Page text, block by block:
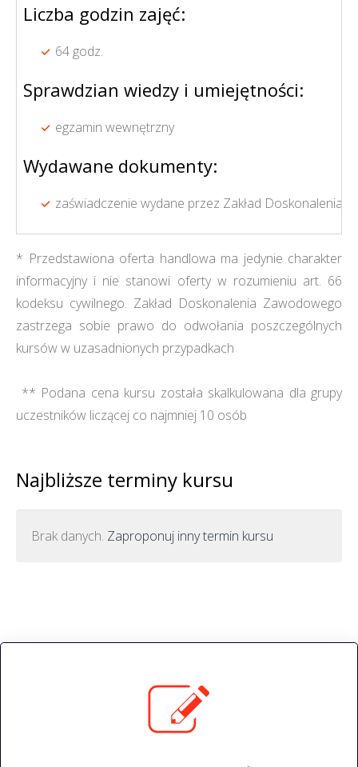
Liczba godzin zajęć:
64 godz.
Sprawdzian wiedzy i umiejętności:
egzamin wewnętrzny
Wydawane dokumenty:
zaświadczenie wydane przez Zakład Doskonalenia
* Przedstawiona oferta handlowa ma jedynie charakter
informacyjny i nie stanowi oferty w rozumieniu art. 66
kodeksu cywilnego. Zakład Doskonalenia Zawodowego
zastrzega sobie prawo do odwołania poszczególnych
kursów w uzasadnionych przypadkach
** Podana cena kursu została skalkulowana dla grupy
uczestników liczącej co najmniej 10 osób
Najbliższe terminy kursu
Brak danych. Zaproponuj inny termin kursu